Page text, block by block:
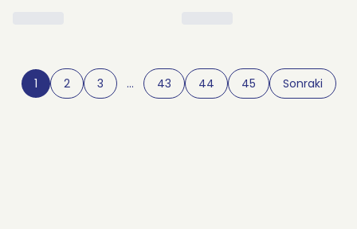
1 2 3 … 43 44 45 Sonraki